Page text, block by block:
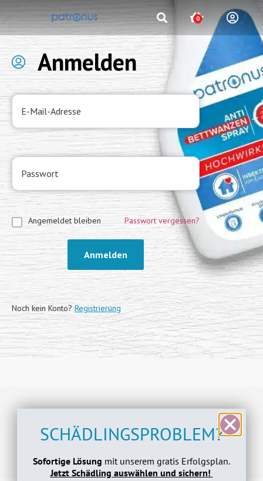
0
Anmelden
Angemeldet bleiben Passwort vergessen?
Anmelden
Noch kein Konto? Registrierung
Biozidprodukte vorsichtig verwenden. Vor Gebrauch stets Etikett und
SCHÄDLINGSPROBLEM?
Sofortige Lösung mit unserem gratis Erfolgsplan.
Jetzt Schädling auswählen und sichern!